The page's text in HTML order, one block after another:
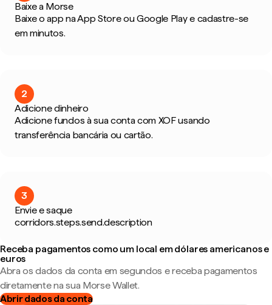
Baixe a Morse
Baixe o app na App Store ou Google Play e cadastre-se
em minutos.
2
Adicione dinheiro
Adicione fundos à sua conta com XOF usando
transferência bancária ou cartão.
3
Envie e saque
corridors.steps.send.description
Receba pagamentos como um local em dólares americanos e
euros
Abra os dados da conta em segundos e receba pagamentos
diretamente na sua Morse Wallet.
Abrir dados da conta